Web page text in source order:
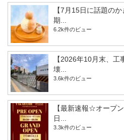
【7月15日に話題の
期...
6.2k件のビュー
【2026年10月末、工
壊...
3.6k件のビュー
【最新速報☆オープ
日...
3.3k件のビュー